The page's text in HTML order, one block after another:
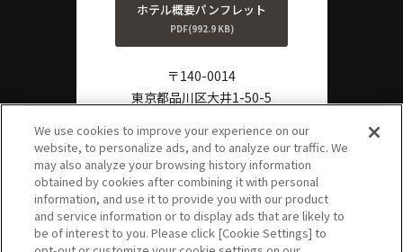
ホテル概要パンフレット
PDF(992.9 KB)
〒140-0014
東京都品川区大井1-50-5
0570-011-806
FAX:03-3778-3861
We use cookies to improve your experience on our
website, to personalize ads, and to analyze our traffic. We
may also analyze your browsing history information
obtained by cookies after combining it with personal
information, and use it to provide you with our product
and service information or to display ads that are likely to
be of interest to you. Please click [Cookie Settings] to